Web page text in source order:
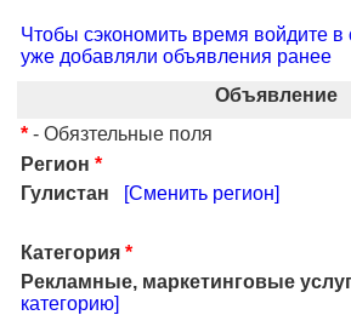
Чтобы сэкономить время войдите в
уже добавляли объявления ранее
Объявление
* - Обязтельные поля
Регион *
Гулистан
[Сменить регион]
Категория *
Рекламные, маркетинговые
категорию]